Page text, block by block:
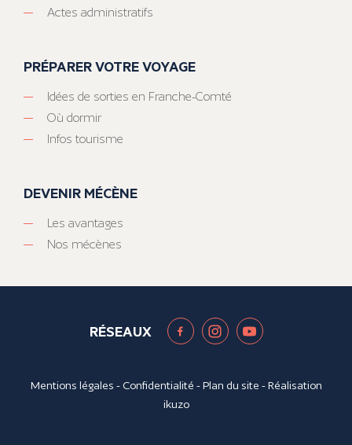
Actes administratifs
PRÉPARER VOTRE VOYAGE
Idées de sorties en Franche-Comté
Où dormir
Infos tourisme
DEVENIR MÉCÈNE
Les avantages
Nos mécènes
RÉSEAUX
Mentions légales - Confidentialité -Plan du site - Réalisation
ikuzo